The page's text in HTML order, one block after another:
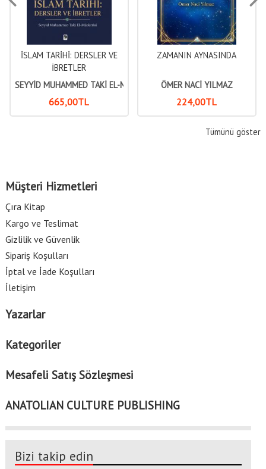
İSLAM TARİHİ: DERSLER VE
İBRETLER
SEYYİD MUHAMMED TAKİ EL-MÜDERRİSÎ
665,00TL
ZAMANIN AYNASINDA
ÖMER NACİ YILMAZ
224,00TL
Tümünü göster
Müşteri Hizmetleri
Çıra Kitap
Kargo ve Teslimat
Gizlilik ve Güvenlik
Sipariş Koşulları
İptal ve İade Koşulları
İletişim
Yazarlar
Kategoriler
Mesafeli Satış Sözleşmesi
ANATOLIAN CULTURE PUBLISHING
Bizi takip edin